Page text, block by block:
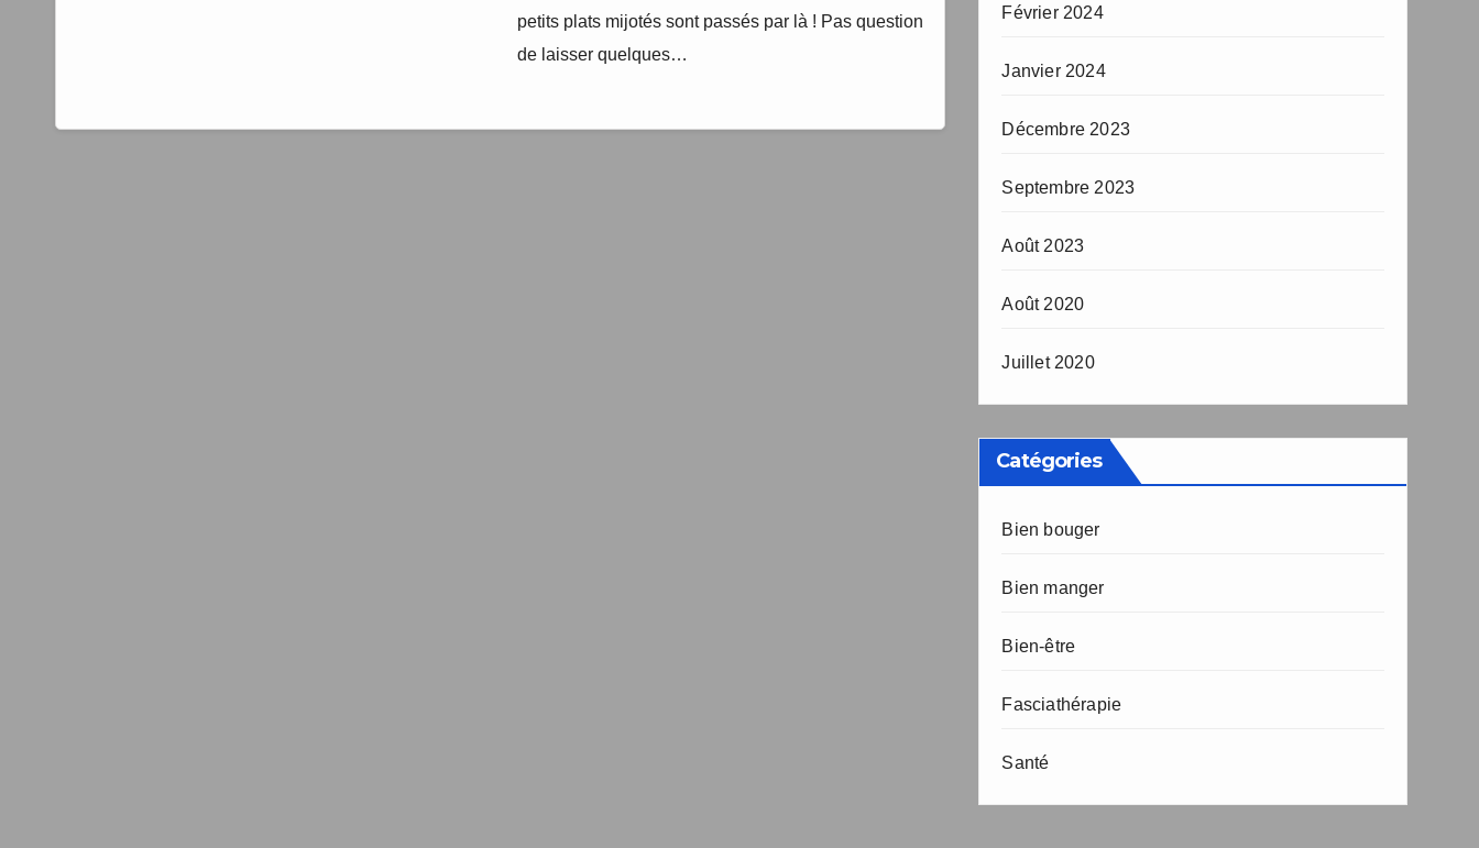
petits plats mijotés sont passés par là ! Pas question
de laisser quelques…
Février 2024
Janvier 2024
Décembre 2023
Septembre 2023
Août 2023
Août 2020
Juillet 2020
Catégories
Bien bouger
Bien manger
Bien-être
Fasciathérapie
Santé